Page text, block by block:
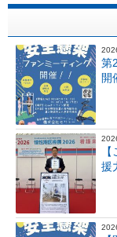
第
開
援